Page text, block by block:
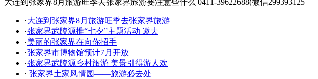
大连到张家界8月旅游旺季去张家界旅游要注意些什么 0411-39622688(微信299393125
·大连到张家界8月旅游旺季去张家界旅游
·张家界武陵源推“七夕”主题活动 邀夫
·美丽的张家界在向你招手
·张家界市博物馆预计7月开放
·张家界武陵源乡村旅游 美景引得游人欢
· 张家界土家风情园——旅游必去处